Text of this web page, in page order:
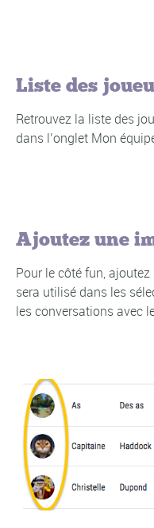
Liste des
Retrouvez la liste des
dans l’onglet Mon
Ajoutez une
Pour le côté fun,
sera utilisé dans les
les conversations avec